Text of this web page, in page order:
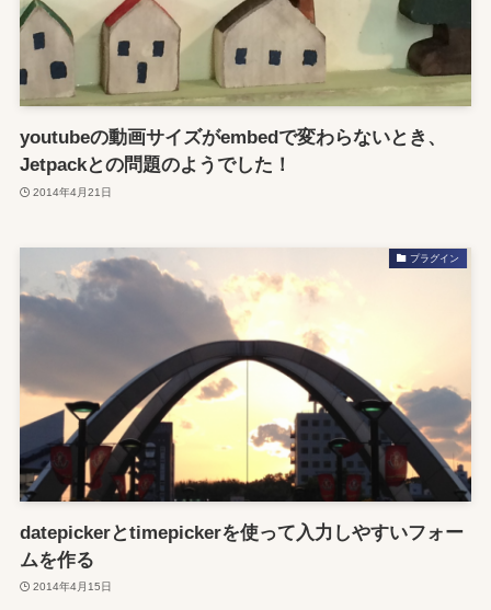
youtubeの動画サイズがembedで変わらないとき、
Jetpackとの問題のようでした！
2014年4月21日
プラグイン
datepickerとtimepickerを使って入力しやすいフォー
ムを作る
2014年4月15日